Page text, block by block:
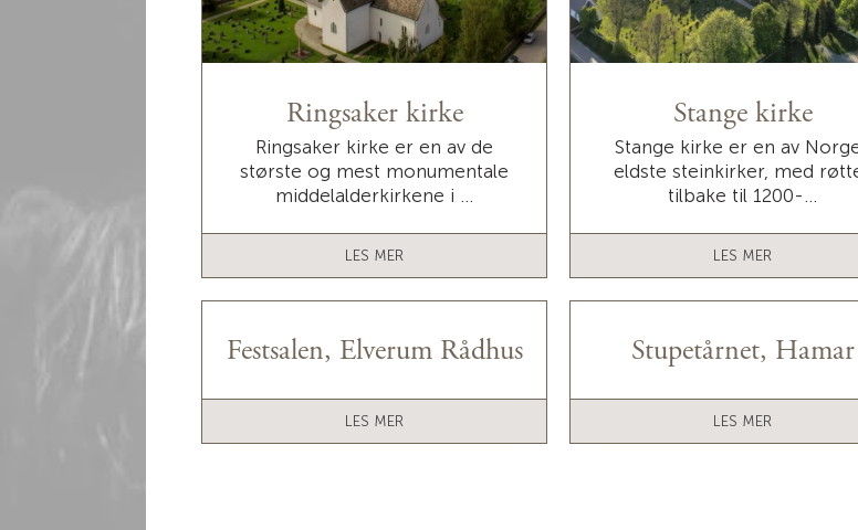
Ringsaker kirke
Ringsaker kirke er en av de
største og mest monumentale
middelalderkirkene i ...
LES MER
Stange kirke
Stange kirke er en av
eldste steinkirker, med
tilbake til 1200-...
LES MER
Festsalen, Elverum Rådhus
LES MER
Stupetårnet, Hamar
LES MER